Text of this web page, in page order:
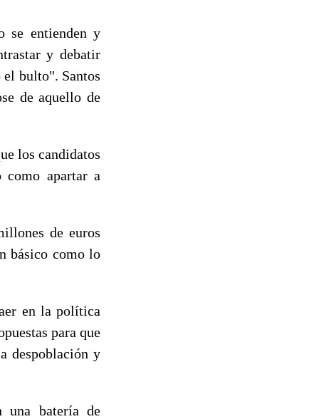
se entienden y
y debatir
el bulto". Santos
de aquello de
los candidatos
como apartar a
de euros
básico como lo
en la política
para que
despoblación y
una batería de